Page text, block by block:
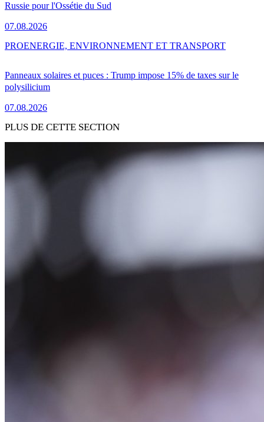
Russie pour l'Ossétie du Sud
07.08.2026
Panneaux solaires et puces : Trump impose 15% de taxes sur le
polysilicium
07.08.2026
PROENERGIE, ENVIRONNEMENT ET TRANSPORT
PLUS DE CETTE SECTION